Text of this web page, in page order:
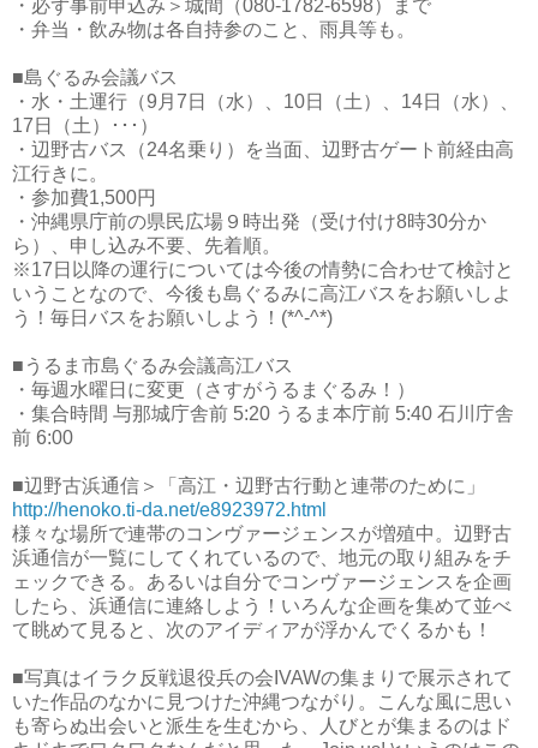
・必ず事前申込み＞城間（080-1782-6598）まで
・弁当・飲み物は各自持参のこと、雨具等も。
■島ぐるみ会議バス
・水・土運行（9月7日（水）、10日（土）、14日（水）、
17日（土）･･･）
・辺野古バス（24名乗り）を当面、辺野古ゲート前経由高
江行きに。
・参加費1,500円
・沖縄県庁前の県民広場９時出発（受け付け8時30分か
ら）、申し込み不要、先着順。
※17日以降の運行については今後の情勢に合わせて検討と
いうことなので、今後も島ぐるみに高江バスをお願いしよ
う！毎日バスをお願いしよう！(*^-^*)
■うるま市島ぐるみ会議高江バス
・毎週水曜日に変更（さすがうるまぐるみ！）
・集合時間 与那城庁舎前 5:20 うるま本庁前 5:40 石川庁舎
前 6:00
■辺野古浜通信＞「高江・辺野古行動と連帯のために」
http://henoko.ti-da.net/e8923972.html
様々な場所で連帯のコンヴァージェンスが増殖中。辺野古
浜通信が一覧にしてくれているので、地元の取り組みをチ
ェックできる。あるいは自分でコンヴァージェンスを企画
したら、浜通信に連絡しよう！いろんな企画を集めて並べ
て眺めて見ると、次のアイディアが浮かんでくるかも！
■写真はイラク反戦退役兵の会IVAWの集まりで展示されて
いた作品のなかに見つけた沖縄つながり。こんな風に思い
も寄らぬ出会いと派生を生むから、人びとが集まるのはド